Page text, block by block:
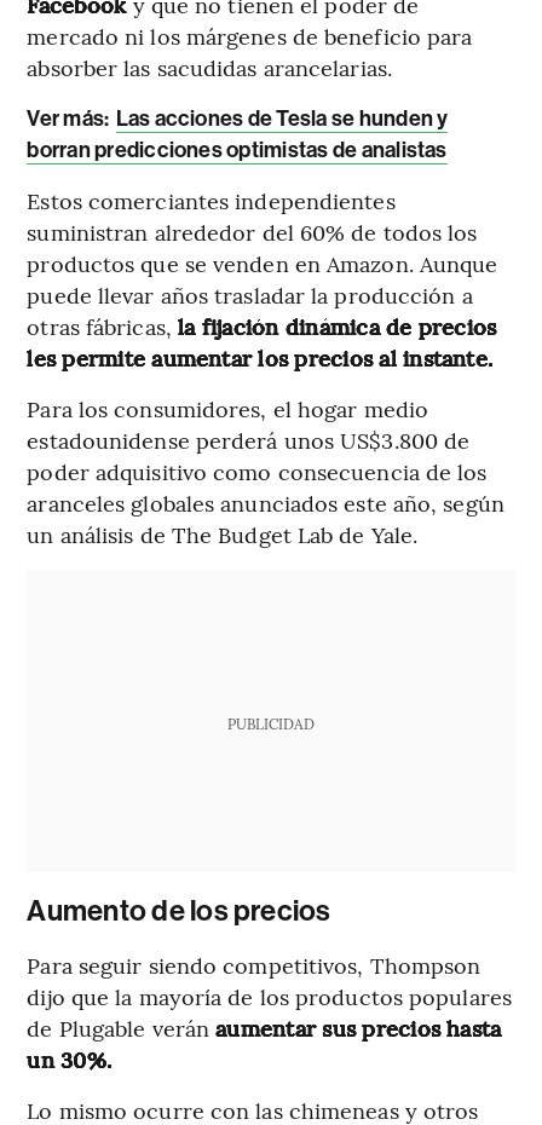
mercado ni los márgenes de beneficio para
absorber las sacudidas arancelarias.
Ver más: Las acciones de Tesla se hunden y
borran predicciones optimistas de analistas
Estos comerciantes independientes
suministran alrededor del 60% de todos los
productos que se venden en Amazon. Aunque
puede llevar años trasladar la producción a
otras fábricas, la fijación dinámica de precios
les permite aumentar los precios al instante.
Para los consumidores, el hogar medio
estadounidense perderá unos US$3.800 de
poder adquisitivo como consecuencia de los
aranceles globales anunciados este año, según
un análisis de The Budget Lab de Yale.
PUBLICIDAD
Aumento de los precios
Para seguir siendo competitivos, Thompson
dijo que la mayoría de los productos populares
de Plugable veránaumentar sus precios hasta
un 30%.
Lo mismo ocurre con las chimeneas y otros